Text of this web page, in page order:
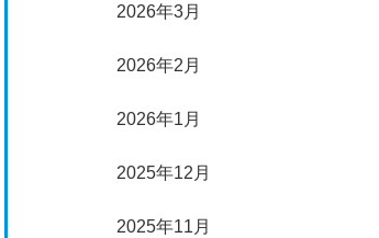
2026年3月
2026年2月
2026年1月
2025年12月
2025年11月